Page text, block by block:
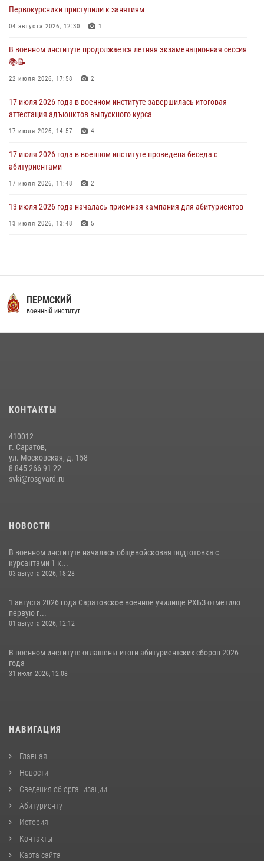
28 июля 2026 года в военном институте организована беседа и
праздничный молебен
В военном институте завершается летняя экзаменационная сессия
28 июля 2026, 10:41
Первокурсники приступили к занятиям
04 августа 2026, 12:30 1
В военном институте продолжается летняя экзаменационная сессия
📚📝
22 июля 2026, 17:58 2
17 июля 2026 года в военном институте завершилась итоговая
аттестация адъюнктов выпускного курса
17 июля 2026, 14:57 4
17 июля 2026 года в военном институте проведена беседа с
абитуриентами
17 июля 2026, 11:48 2
13 июля 2026 года началась приемная кампания для абитуриентов
13 июля 2026, 13:48 5
16 июля 2026, 12:29 3
29 июля 2026 года в военном институте состоялась церемония
приведения военнослужащих к Военной присяге
31 июля 2026, 12:08
ПЕРМСКИЙ
военный институт
КОНТАКТЫ
410012
г. Саратов,
ул. Московская, д. 158
8 845 266 91 22
svki@rosgvard.ru
НОВОСТИ
В военном институте началась общевойсковая подготовка с
курсантами 1 к...
03 августа 2026, 18:28
1 августа 2026 года Саратовское военное училище РХБЗ отметило
первую г...
01 августа 2026, 12:12
В военном институте оглашены итоги абитуриентских сборов 2026
года
31 июля 2026, 12:08
НАВИГАЦИЯ
Главная
Новости
Сведения об организации
Абитуриенту
История
Контакты
Карта сайта